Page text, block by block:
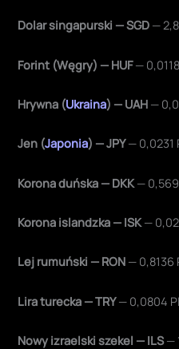
Dolar singapurski — SGD —
Forint (Węgry) — HUF—
Hrywna (Ukraina) — UAH —
Jen (Japonia) — JPY— 0,0231
Korona duńska — DKK —
Korona islandzka — ISK —
Lej rumuński — RON — 0,8136
Lira turecka — TRY— 0,0804
Nowy izraelski szekel — ILS—